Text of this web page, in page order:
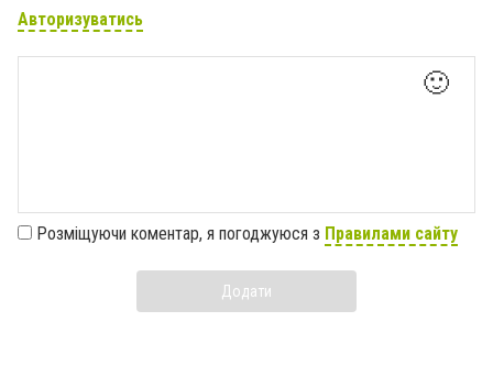
Авторизуватись
🙂
Розміщуючи коментар, я погоджуюся з Правилами сайту
Додати